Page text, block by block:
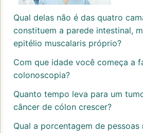
Qual delas não é das quatro
constituem a parede intestinal,
epitélio muscalaris próprio?
Com que idade você começa a
colonoscopia?
Quanto tempo leva para um
câncer de cólon crescer?
Qual a porcentagem de